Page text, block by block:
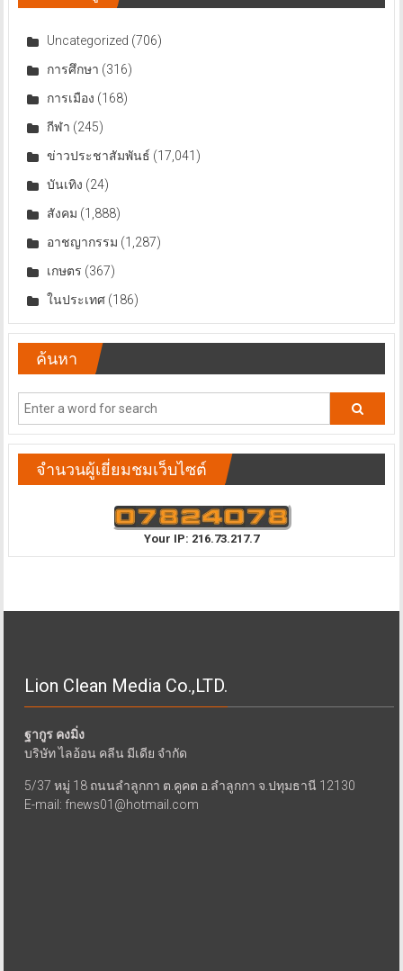
Uncategorized (706)
การศึกษา (316)
การเมือง (168)
กีฬา (245)
ข่าวประชาสัมพันธ์ (17,041)
บันเทิง (24)
สังคม (1,888)
อาชญากรรม (1,287)
เกษตร (367)
ในประเทศ(186)
ค้นหา
จำนวนผู้เยี่ยมชมเว็บไซต์
Your IP: 216.73.217.7
Lion Clean Media Co.,LTD.
ฐากูร คงมิ่ง
บริษัท ไลอ้อน คลีน มีเดีย จำกัด
5/37 หมู่ 18 ถนนลำลูกกา ต.คูคต อ.ลำลูกกา จ.ปทุมธานี 12130
E-mail: fnews01@hotmail.com